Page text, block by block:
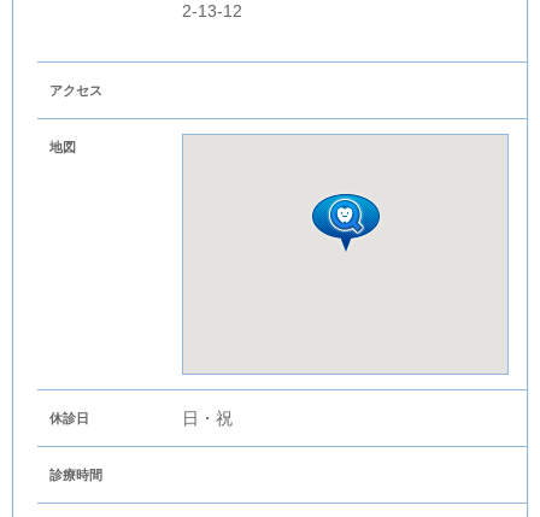
2-13-12
アクセス
地図
休診日 日・祝
診療時間